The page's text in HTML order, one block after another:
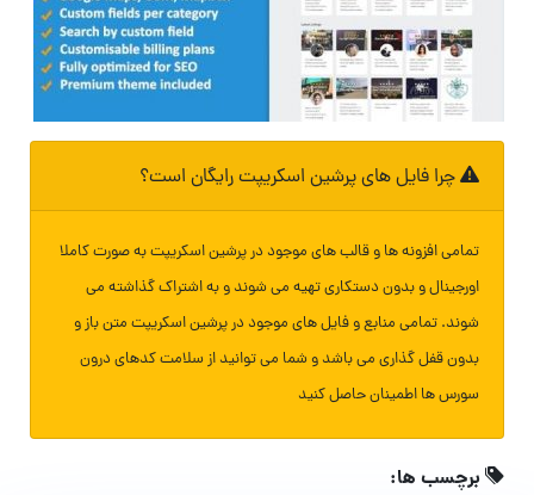
چرا فایل های پرشین اسکریپت رایگان است؟
تمامی افزونه ها و قالب های موجود در پرشین اسکریپت به صورت کاملا
اورجینال و بدون دستکاری تهیه می شوند و به اشتراک گذاشته می
شوند. تمامی منابع و فایل های موجود در پرشین اسکریپت متن باز و
بدون قفل گذاری می باشد و شما می توانید از سلامت کدهای درون
سورس ها اطمینان حاصل کنید
برچسب ها: